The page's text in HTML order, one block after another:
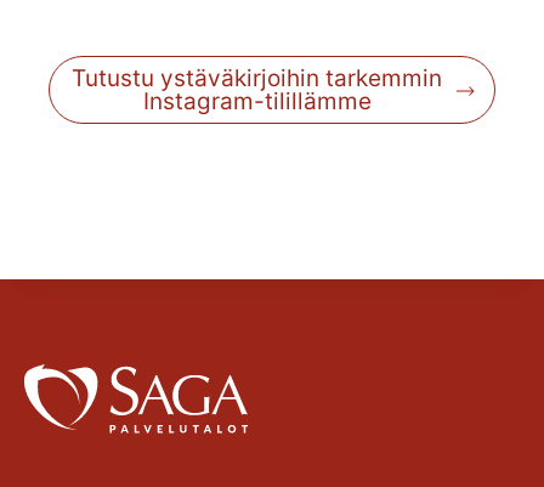
Tutustu ystäväkirjoihin tarkemmin
Instagram-tilillämme